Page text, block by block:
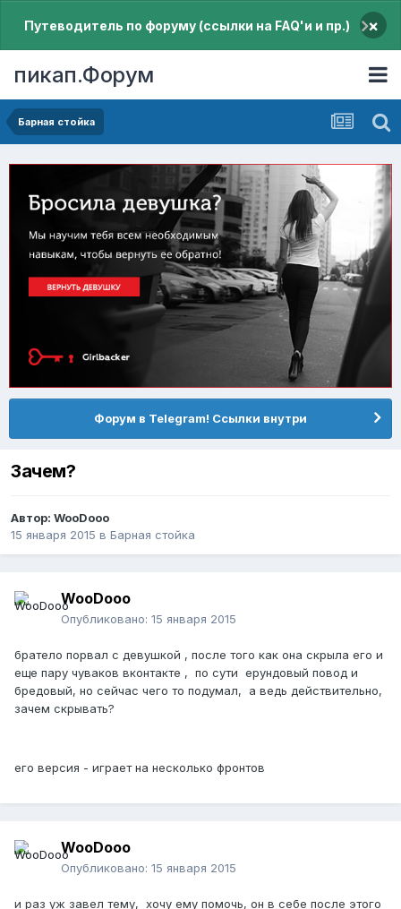
Путеводитель по форуму (ссылки на FAQ'и и пр.) ×
пикап.Форум
Барная стойка
Форум в Telegram! Ссылки внутри
Зачем?
Автор: WooDooo
15 января 2015 в Барная стойка
WooDooo
Опубликовано: 15 января 2015
братело порвал с девушкой , после того как она скрыла его и
еще пару чуваков вконтакте , по сути ерундовый повод и
бредовый, но сейчас чего то подумал, а ведь действительно,
зачем скрывать?
его версия - играет на несколько фронтов
WooDooo
Опубликовано: 15 января 2015
и раз уж завел тему, хочу ему помочь, он в себе после этого